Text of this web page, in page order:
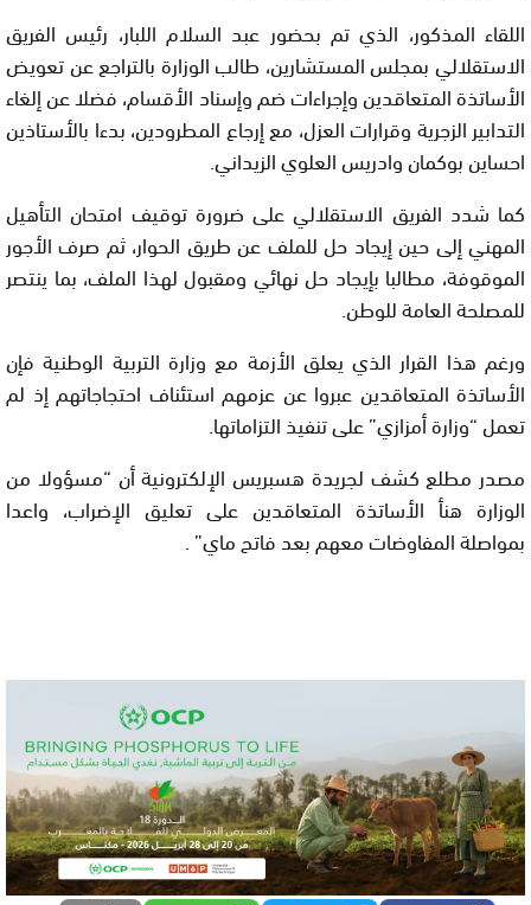
اللقاء المذكور، الذي تم بحضور عبد السلام اللبار، رئيس الفريق
الاستقلالي بمجلس المستشارين، طالب الوزارة بالتراجع عن تعويض
الأساتذة المتعاقدين وإجراءات ضم وإسناد الأقسام، فضلا عن إلغاء
التدابير الزجرية وقرارات العزل، مع إرجاع المطرودين، بدءا بالأستاذين
احساين بوكمان وادريس العلوي الزيداني.
كما شدد الفريق الاستقلالي على ضرورة توقيف امتحان التأهيل
المهني إلى حين إيجاد حل للملف عن طريق الحوار، ثم صرف الأجور
الموقوفة، مطالبا بإيجاد حل نهائي ومقبول لهذا الملف، بما ينتصر
للمصلحة العامة للوطن.
ورغم هذا القرار الذي يعلق الأزمة مع وزارة التربية الوطنية فإن
الأساتذة المتعاقدين عبروا عن عزمهم استئناف احتجاجاتهم إذ لم
تعمل “وزارة أمزازي” على تنفيذ التزاماتها.
مصدر مطلع كشف لجريدة هسبريس الإلكترونية أن “مسؤولا من
الوزارة هنأ الأساتذة المتعاقدين على تعليق الإضراب، واعدا
بمواصلة المفاوضات معهم بعد فاتح ماي” .